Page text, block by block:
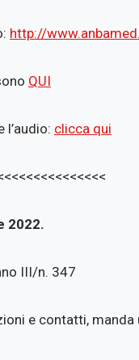
http://
QUI
l’audio: clicca qui
2022.
III/n. 347
e contatti, manda